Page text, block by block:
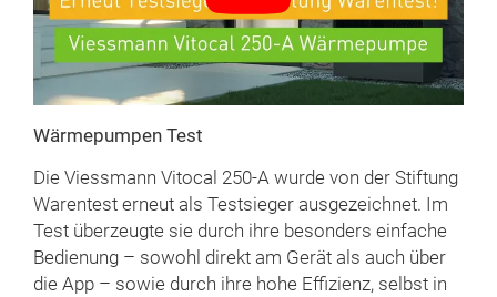
Wärmepumpen Test
Die Viessmann Vitocal 250-A wurde von der Stiftung
Warentest erneut als Testsieger ausgezeichnet. Im
Test überzeugte sie durch ihre besonders einfache
Bedienung – sowohl direkt am Gerät als auch über
die App – sowie durch ihre hohe Effizienz, selbst in